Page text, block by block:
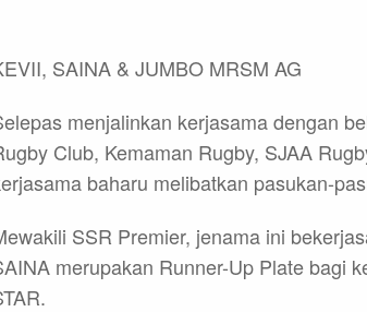
or ESC to close
SAINA & JUMBO MRSM AG
menjalinkan kerjasama dengan
Club, Kemaman Rugby, SJAA
baharu melibatkan pasukan-
SSR Premier, jenama ini
merupakan Runner-Up Plate bagi